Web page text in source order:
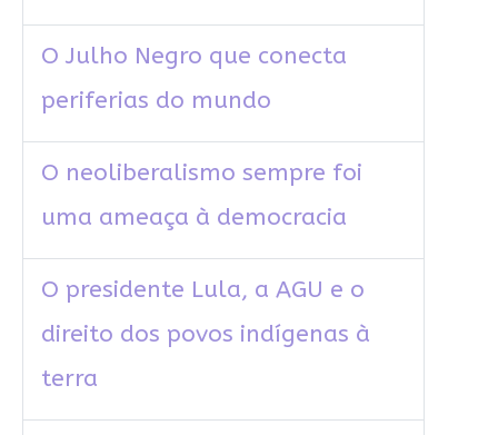
O Julho Negro que conecta
periferias do mundo
O neoliberalismo sempre foi
uma ameaça à democracia
O presidente Lula, a AGU e o
direito dos povos indígenas à
terra